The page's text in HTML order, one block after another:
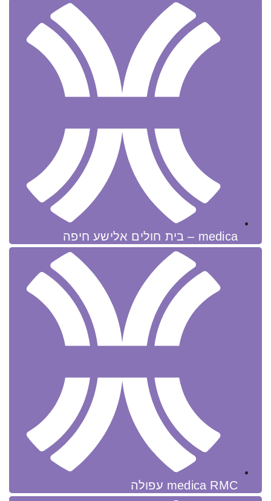
medica – בית חולים אלישע חיפה
medica RMC עפולה